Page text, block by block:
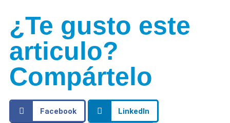
¿Te gusto este
articulo?
Compártelo
Facebook LinkedIn